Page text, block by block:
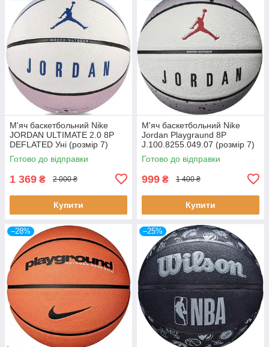
М'яч баскетбольний Nike
JORDAN ULTIMATE 2.0 8P
DEFLATED Уні (розмір 7)
J.100.8254.421.07
Готово до відправки
1 369 ₴ 2 000 ₴
Купити
М'яч баскетбольний Nike
Jordan Playgraund 8P
J.100.8255.049.07 (розмір 7)
Готово до відправки
999 ₴ 1 400 ₴
Купити
–28% –25%